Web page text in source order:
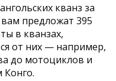
кванз за
предложат 395
в кванзах,
от них — например,
до мотоциклов и
Конго.